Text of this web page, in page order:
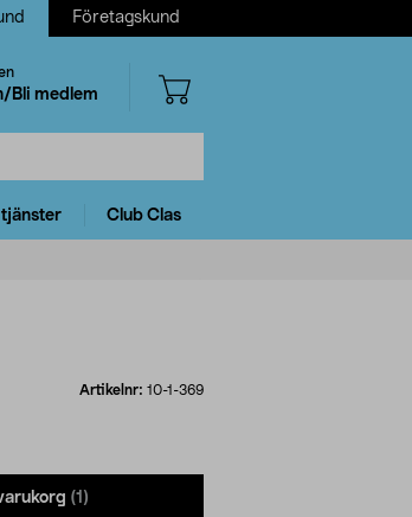
Företagskund
Bli medlem
tjänster Club Clas
Artikelnr: 10-1-369
(1)